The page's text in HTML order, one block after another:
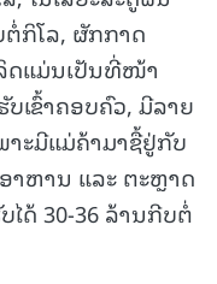
ກິໂລ, ຜັກກາດ
ດແມ່ນເປັນທີ່ໜ້າ
ເຂົ້າຄອບຄົວ, ມີລາຍ
ະມີແມ່ຄ້າມາຊື້ຢູ່ກັບ
າຫານ ແລະ ຕະຫຼາດ
ໄດ້ 30-36 ລ້ານກີບຕໍ່